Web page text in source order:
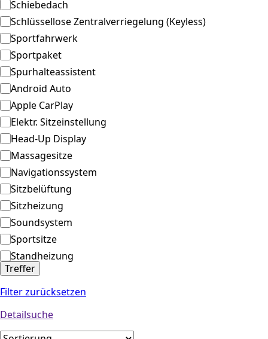
Schiebedach
Schlüssellose Zentralverriegelung (Keyless)
Sportfahrwerk
Sportpaket
Spurhalteassistent
Android Auto
Apple CarPlay
Elektr. Sitzeinstellung
Head-Up Display
Massagesitze
Navigationssystem
Sitzbelüftung
Sitzheizung
Soundsystem
Sportsitze
Standheizung
Treffer
Filter zurücksetzen
Detailsuche